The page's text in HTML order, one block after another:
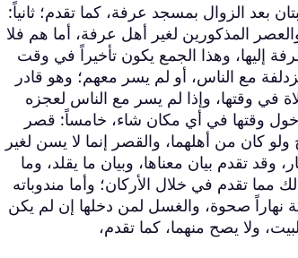
بعد الزوال بمسجد عرفة، كما تقدم؛ ثانياً:
المذكورين لغير أهل عرفة، أما هم فلا
إليها، وهذا الجمع يكون تأخيراً في وقت
مع الناس، أو لم يسر معهم؛ وهو قادر
في وقتها، وإذا لم يسر مع الناس لعجزه
وقتها في أي مكان شاء، خامساً: قصر
كان من أهلهما، والقصر إنما لا يسن لغير
تقدم بيان معناها، وبيان ما يقلد، وما
مما تقدم في خلال الأركان؛ وأما مندوباته
نهاراً صحوة، والغسل لمن دخلها إن لم يكن
ولا يصح منهما، كما تقدم،